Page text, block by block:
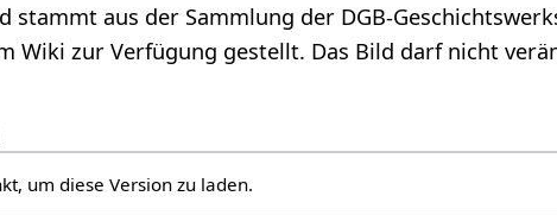
stammt aus der Sammlung der DGB-
Wiki zur Verfügung gestellt. Das Bild darf nicht
um diese Version zu laden.